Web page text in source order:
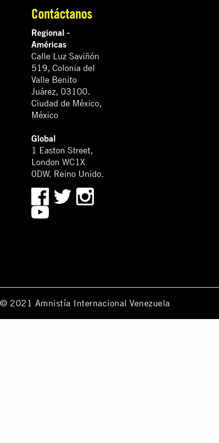
Contáctanos
Regional -
Américas
Calle Luz Saviñón
519, Colonia del
Valle Benito
Juárez, 03100.
Ciudad de México,
México
Global
1 Easton Street,
London WC1X
0DW. Reino Unido.
© 2021 Amnistía Internacional Venezuela